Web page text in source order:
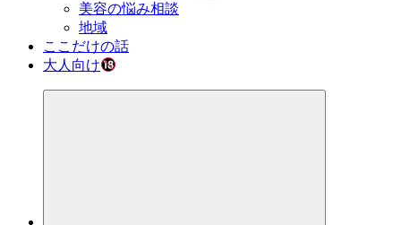
美容の悩み相談
地域
ここだけの話
大人向け